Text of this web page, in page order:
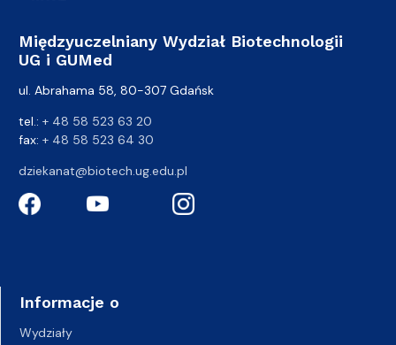
Międzyuczelniany Wydział Biotechnologii
UG i GUMed
ul. Abrahama 58, 80-307 Gdańsk
tel.: + 48 58 523 63 20
fax: + 48 58 523 64 30
dziekanat@biotech.ug.edu.pl
Informacje o
Wydziały